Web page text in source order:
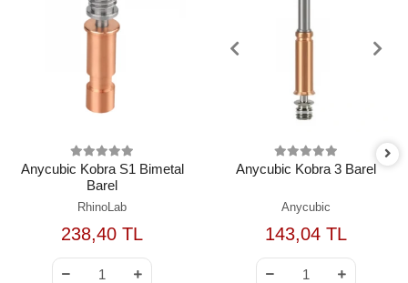
Anycubic Kobra S1 Bimetal
Barel
RhinoLab
238,40 TL
Anycubic Kobra 3 Barel
Anycubic
143,04 TL